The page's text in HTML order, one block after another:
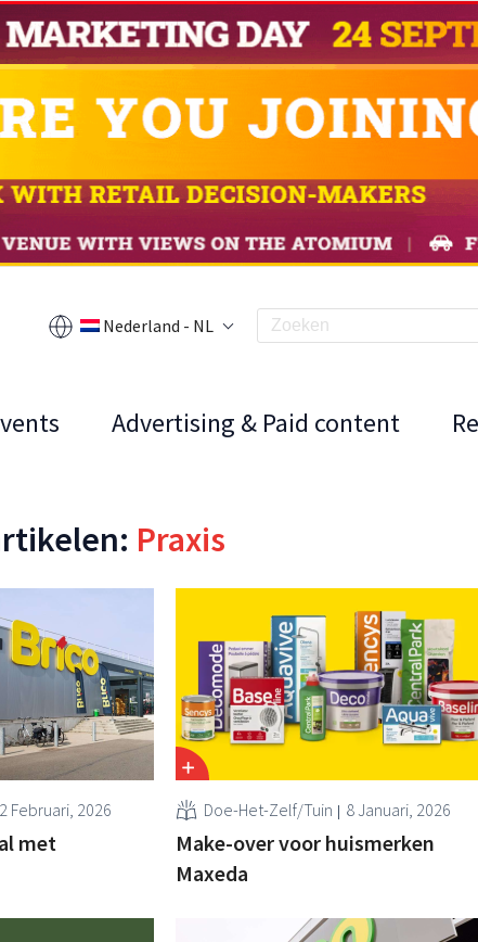
Nederland - NL
Advertising & Paid content
Praxis
2 Februari, 2026
met
Doe-Het-Zelf/Tuin 8 Januari, 2026
Make-over voor huismerken
Maxeda